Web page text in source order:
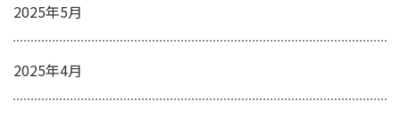
2025年5月
2025年4月